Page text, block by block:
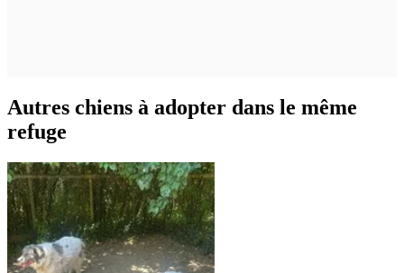
Autres chiens à adopter dans le même
refuge